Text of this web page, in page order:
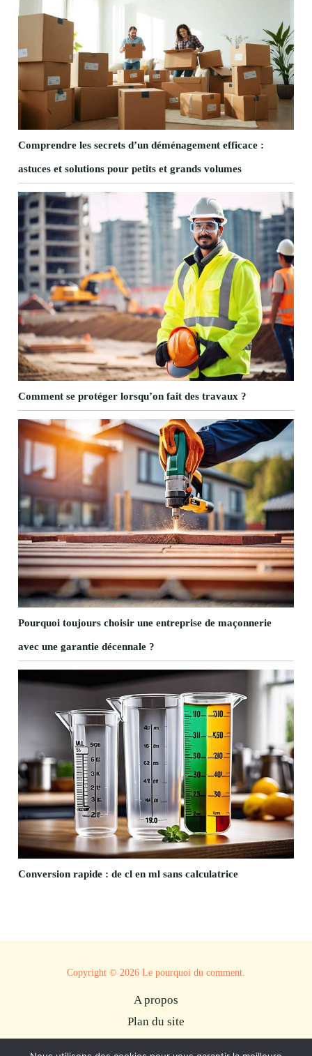
Comprendre les secrets d’un déménagement efficace :
astuces et solutions pour petits et grands volumes
Comment se protéger lorsqu’on fait des travaux ?
Pourquoi toujours choisir une entreprise de maçonnerie
avec une garantie décennale ?
Conversion rapide : de cl en ml sans calculatrice
Copyright © 2026 Le pourquoi du comment.
A propos
Plan du site